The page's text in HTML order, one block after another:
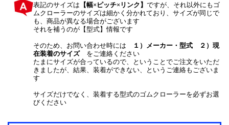
表記のサイズは 【幅×ピッチ×リンク】ですが、それ以外にもゴ
ムクローラーのサイズは細かく分かれており、サイズが同じで
も、商品が異なる場合がございます
それを補うのが【型式】情報です
そのため、お問い合わせ時には
１）メーカー・型式 ２）現
在装着のサイズをご連絡ください
たまにサイズが合っているので、ということでご注文をいただ
きましたが、結果、装着ができない、というご連絡もございま
す
サイズだけでなく、装着する型式のゴムクローラーを必ずお選
びください